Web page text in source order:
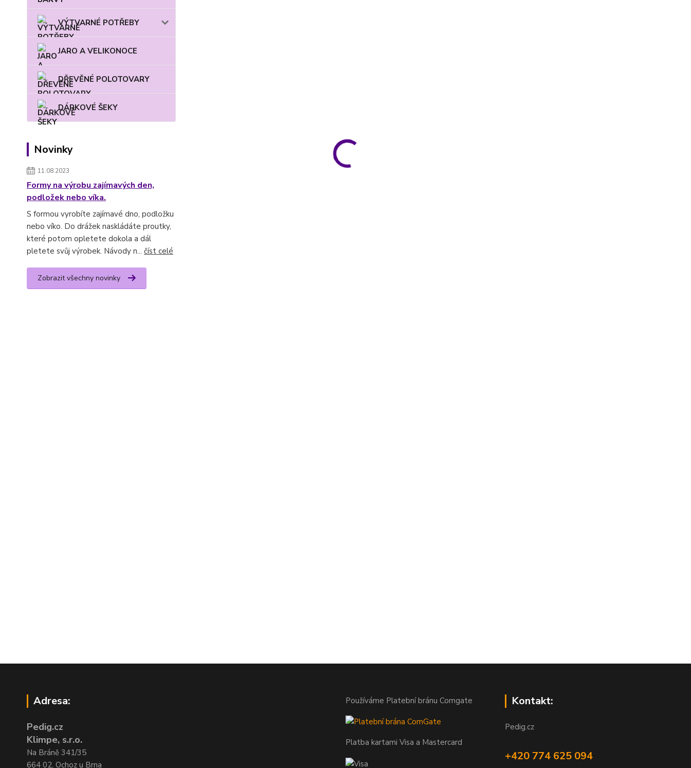
VÝTVARNÉ POTŘEBY
JARO A VELIKONOCE
DŘEVĚNÉ POLOTOVARY
DÁRKOVÉ ŠEKY
Novinky
11.08.2023
Formy na výrobu zajímavých den,
podložek nebo víka.
S formou vyrobíte zajímavé dno, podložku
nebo víko. Do drážek naskládáte proutky,
které potom opletete dokola a dál
pletete svůj výrobek. Návody n... číst celé
Zobrazit všechny novinky
Adresa:
Pedig.cz
Klimpe, s.r.o.
Na Bráně 341/35
664 02, Ochoz u Brna
Používáme Platební bránu Comgate
Platba kartami Visa a Mastercard
Kontakt:
Pedig.cz
+420 774 625 094